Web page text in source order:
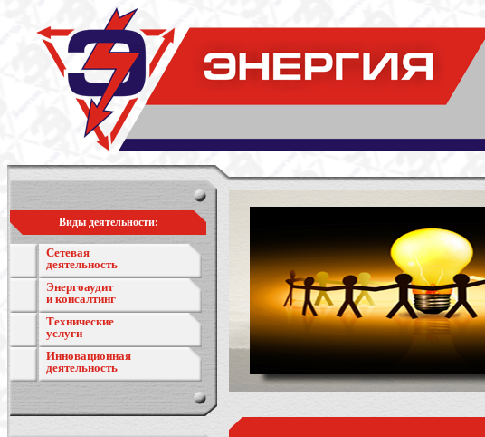
Виды деятельности:
Сетевая
деятельность
Энергоаудит
и консалтинг
Технические
услуги
Инновационная
деятельность